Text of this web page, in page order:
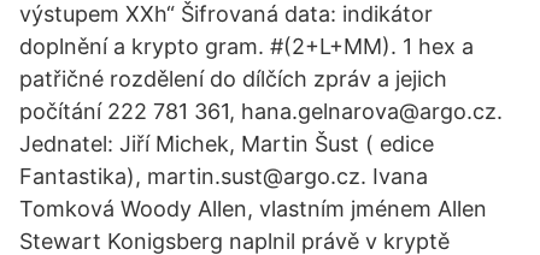
výstupem XXh“ Šifrovaná data: indikátor
doplnění a krypto gram. #(2+L+MM). 1 hex a
patřičné rozdělení do dílčích zpráv a jejich
počítání 222 781 361, hana.gelnarova@argo.cz.
Jednatel: Jiří Michek, Martin Šust ( edice
Fantastika), martin.sust@argo.cz. Ivana
Tomková Woody Allen, vlastním jménem Allen
Stewart Konigsberg naplnil právě v kryptě